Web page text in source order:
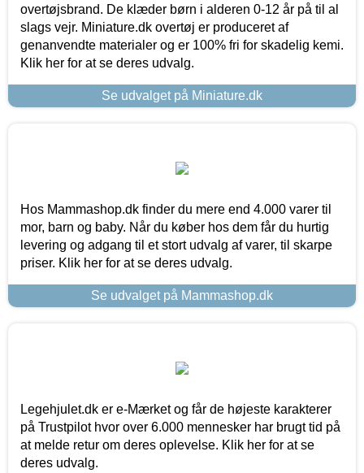
overtøjsbrand. De klæder børn i alderen 0-12 år på til al
slags vejr. Miniature.dk overtøj er produceret af
genanvendte materialer og er 100% fri for skadelig kemi.
Klik her for at se deres udvalg.
Se udvalget på Miniature.dk
Hos Mammashop.dk finder du mere end 4.000 varer til
mor, barn og baby. Når du køber hos dem får du hurtig
levering og adgang til et stort udvalg af varer, til skarpe
priser. Klik her for at se deres udvalg.
Se udvalget på Mammashop.dk
Legehjulet.dk er e-Mærket og får de højeste karakterer
på Trustpilot hvor over 6.000 mennesker har brugt tid på
at melde retur om deres oplevelse. Klik her for at se
deres udvalg.